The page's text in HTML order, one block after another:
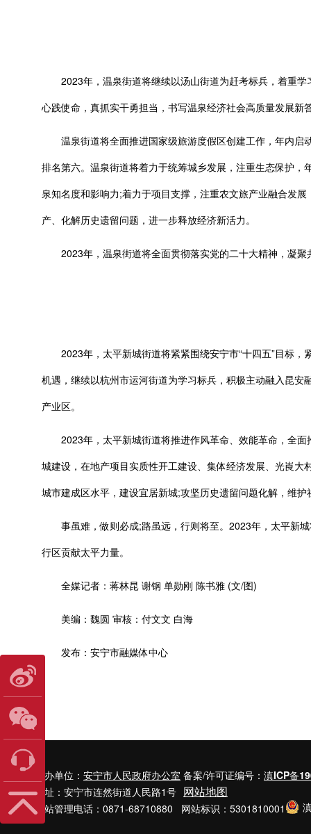
2023年，温泉街道将继续以汤山街道为赶考标兵，着重学
心践使命，真抓实干勇担当，书写温泉经济社会高质量发展新
温泉街道将全面推进国家级旅游度假区创建工作，年内启
排名第六。温泉街道将着力于统筹城乡发展，注重生态保护
泉知名度和影响力;着力于项目支撑，注重农文旅产业融合发
产、化解历史遗留问题，进一步释放经济新活力。
2023年，温泉街道将全面贯彻落实党的二十大精神，凝聚
2023年，太平新城街道将紧紧围绕安宁市“十四五”目标，
机遇，继续以杭州市运河街道为学习标兵，积极主动融入昆
产业区。
2023年，太平新城街道将推进作风革命、效能革命，全面
城建设，在地产项目实质性开工建设、集体经济发展、光崀
城市建成区水平，建设宜居新城;攻坚历史遗留问题化解，维
事虽难，做则必成;路虽远，行则将至。2023年，太平新城
行区贡献太平力量。
全媒记者：蒋林昆 谢钢 单勋刚 陈书雅 (文/图)
美编：魏圆 审核：付文文 白海
发布：安宁市融媒体中心
主办单位： 安宁市人民政府办公室 备案/许可证编号： 滇ICP备
地址：安宁市连然街道人民路1号 网站地图
网站管理电话：0871-68710880 网站标识：5301810001